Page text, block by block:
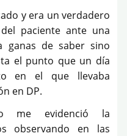
y era un verdadero
paciente ante una
ganas de saber sino
el punto que un día
en el que llevaba
en DP.
me evidenció la
observando en las